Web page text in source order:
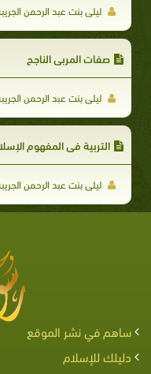
ليلى بنت عبد الرحمن
صفات المربي الناجح
ليلى بنت عبد الرحمن
التربية في المفهوم
ليلى بنت عبد الرحمن
ساهم في نشر الموقع
دليلك للإسلام